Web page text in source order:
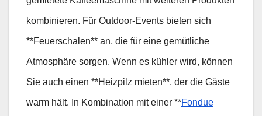
kombinieren. Für Outdoor-Events bieten sich
**Feuerschalen** an, die für eine gemütliche
Atmosphäre sorgen. Wenn es kühler wird, können
Sie auch einen **Heizpilz mieten**, der die Gäste
warm hält. In Kombination mit einer **Fondue